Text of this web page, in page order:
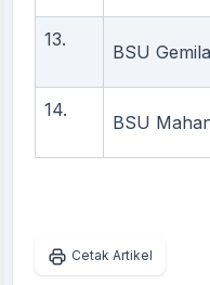
13.
BSU
14.
BSU
Cetak Artikel